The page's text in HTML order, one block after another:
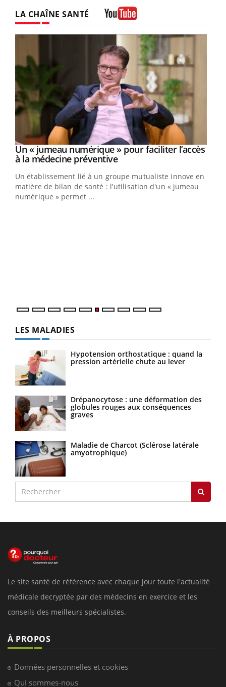
LA CHAÎNE SANTÉ
Youtube
Un « jumeau numérique » pour faciliter l’accès
à la médecine préventiveYoutube
Un établissement lié à un groupe mutualiste innove en
matière de bilan de santé : l'utilisation d'un « jumeau
numérique » permet ...
LES MALADIES
Hypotension orthostatique : quand la
pression artérielle chute au lever
Drépanocytose : une déformation des
globules rouges aux conséquences
graves
Maladie de Charcot (Sclérose latérale
amyotrophique)
Le site santé de référence avec chaque jour toute l'actualité
médicale decryptée par des médecins en exercice et les
conseils des meilleurs spécialistes.
À PROPOS
Données personnelles et cookies
Qui sommes-nous